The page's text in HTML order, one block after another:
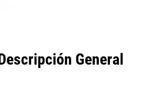
General